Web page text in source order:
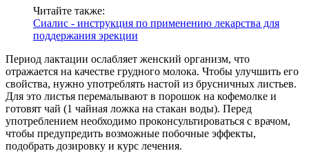
Читайте также:
Сиалис - инструкция по применению лекарства для
поддержания эрекции
Период лактации ослабляет женский организм, что
отражается на качестве грудного молока. Чтобы улучшить его
свойства, нужно употреблять настой из брусничных листьев.
Для это листья перемалывают в порошок на кофемолке и
готовят чай (1 чайная ложка на стакан воды). Перед
употреблением необходимо проконсультироваться с врачом,
чтобы предупредить возможные побочные эффекты,
подобрать дозировку и курс лечения.